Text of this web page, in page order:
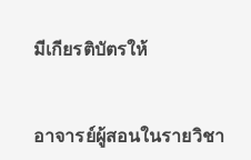
มีเกียรติบัตรให้
อาจารย์ผู้สอนในรายวิชา